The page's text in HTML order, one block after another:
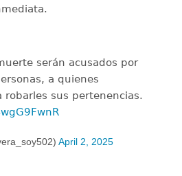
serán acusados por
a quienes
robarles sus pertenencias.
April 2, 2025